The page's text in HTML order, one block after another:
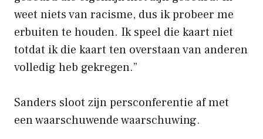
weet niets van racisme, dus ik probeer me
erbuiten te houden. Ik speel die kaart niet
totdat ik die kaart ten overstaan ​​van anderen
volledig heb gekregen.”
Sanders sloot zijn persconferentie af met
een waarschuwende waarschuwing.